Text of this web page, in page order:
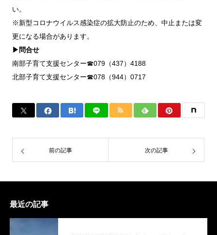
い。
※新型コロナウイルス感染症の拡大防止のため、中止または変
更になる場合があります。
▶問合せ
南部子育て支援センター☎︎079（437）4188
北部子育て支援センター☎︎078（944）0717
前の記事 次の記事
最近の記事